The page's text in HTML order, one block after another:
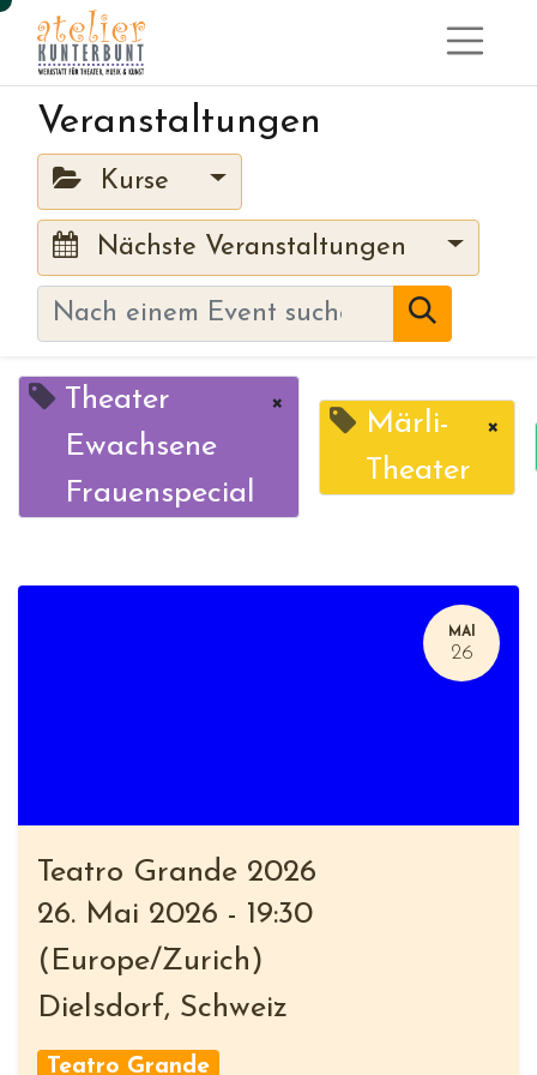
Veranstaltungen
Kurse
Nächste Veranstaltungen
Theater
Ewachsene
Frauenspecial
×
Märli-
Theater
×
MAI
26
Teatro Grande 2026
26. Mai 2026 - 19:30
( Europe/Zurich )
Dielsdorf, Schweiz
Teatro Grande